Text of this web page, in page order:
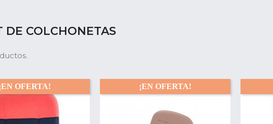
DE COLCHONETAS
OFERTA! ¡EN OFERTA!